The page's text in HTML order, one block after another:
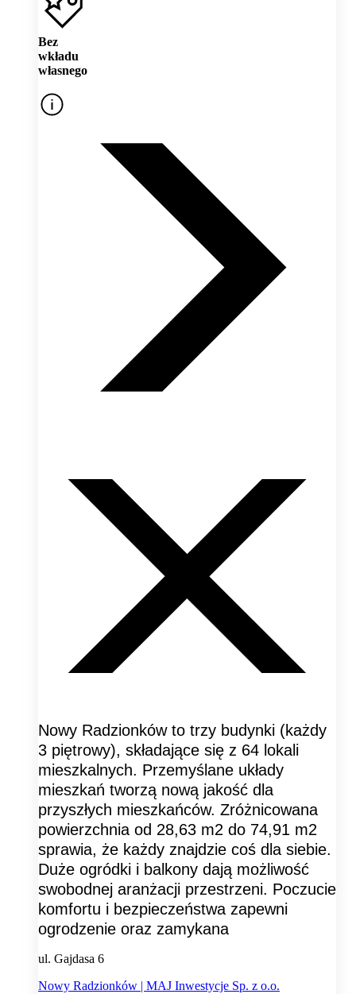
Bez
wkładu
własnego
Nowy Radzionków to trzy budynki (każdy
3 piętrowy), składające się z 64 lokali
mieszkalnych. Przemyślane układy
mieszkań tworzą nową jakość dla
przyszłych mieszkańców. Zróżnicowana
powierzchnia od 28,63 m2 do 74,91 m2
sprawia, że każdy znajdzie coś dla siebie.
Duże ogródki i balkony dają możliwość
swobodnej aranżacji przestrzeni. Poczucie
komfortu i bezpieczeństwa zapewni
ogrodzenie oraz zamykana
ul. Gajdasa 6
Nowy Radzionków | MAJ Inwestycje Sp. z o.o.